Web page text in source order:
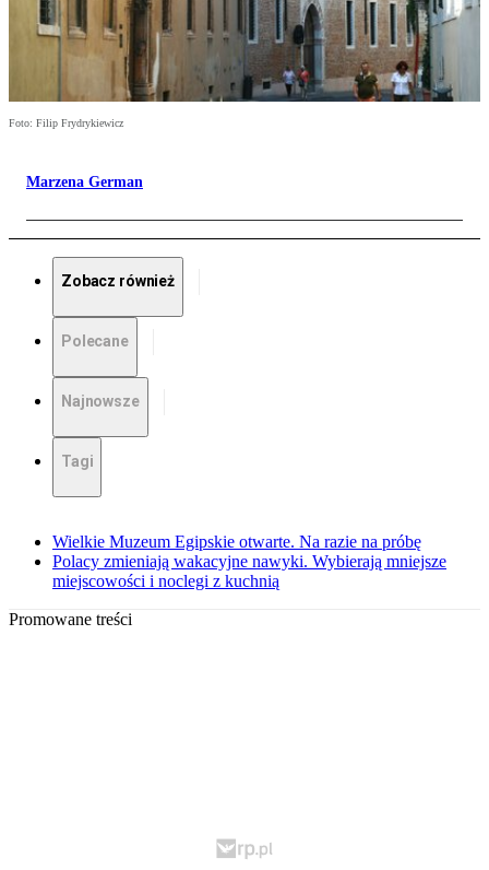
Foto: Filip Frydrykiewicz
Marzena German
Zobacz również
Polecane
Najnowsze
Tagi
Wielkie Muzeum Egipskie otwarte. Na razie na próbę
Polacy zmieniają wakacyjne nawyki. Wybierają mniejsze
miejscowości i noclegi z kuchnią
Promowane treści